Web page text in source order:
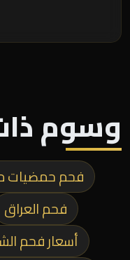
وسوم
فحم حمضيات
فحم العراق
أسعار فحم